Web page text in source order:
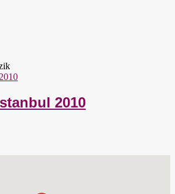
2010